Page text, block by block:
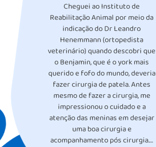
Cheguei ao Instituto de
Reabilitação Animal por meio da
indicação do Dr Leandro
Henemmann (ortopedista
veterinário) quando descobri que
o Benjamin, que é o york mais
querido e fofo do mundo, deveria
fazer cirurgia de patela. Antes
mesmo de fazer a cirurgia, me
impressionou o cuidado e a
atenção das meninas em desejar
uma boa cirurgia e
acompanhamento pós cirurgia.…